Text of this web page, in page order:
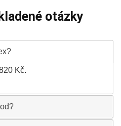
otázky
Kč.